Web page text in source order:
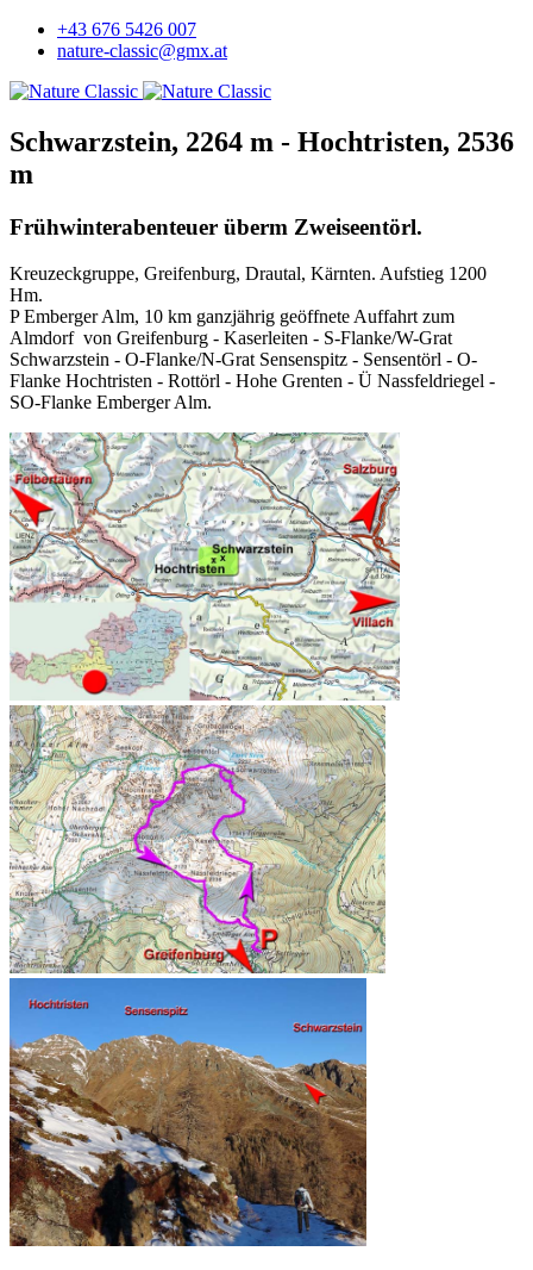
+43 676 5426 007
nature-classic@gmx.at
Schwarzstein, 2264 m - Hochtristen, 2536
m
Frühwinterabenteuer überm Zweiseentörl.
Kreuzeckgruppe, Greifenburg, Drautal, Kärnten. Aufstieg 1200
Hm.
P Emberger Alm, 10 km ganzjährig geöffnete Auffahrt zum
Almdorf von Greifenburg - Kaserleiten - S-Flanke/W-Grat
Schwarzstein - O-Flanke/N-Grat Sensenspitz - Sensentörl - O-
Flanke Hochtristen - Rottörl - Hohe Grenten - Ü Nassfeldriegel -
SO-Flanke Emberger Alm.